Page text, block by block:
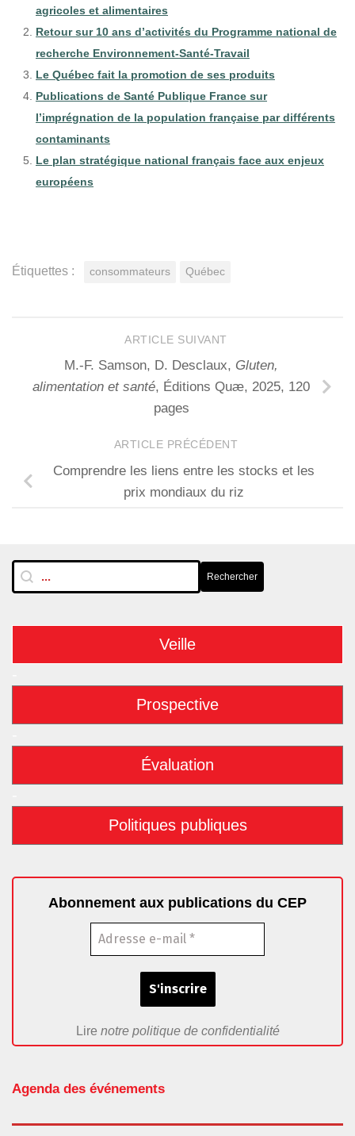
agricoles et alimentaires
Retour sur 10 ans d’activités du Programme national de
recherche Environnement-Santé-Travail
Le Québec fait la promotion de ses produits
Publications de Santé Publique France sur
l’imprégnation de la population française par différents
contaminants
Le plan stratégique national français face aux enjeux
européens
Étiquettes : consommateurs Québec
ARTICLE SUIVANT
M.-F. Samson, D. Desclaux, Gluten,
alimentation et santé, Éditions Quæ, 2025, 120
pages
ARTICLE PRÉCÉDENT
Comprendre les liens entre les stocks et les
prix mondiaux du riz
RechTextuelle-BarreLat
Rechercher Rechercher
Veille
Prospective
Évaluation
Politiques publiques
Abonnement aux publications du CEP
Lire notre politique de confidentialité
Agenda des événements